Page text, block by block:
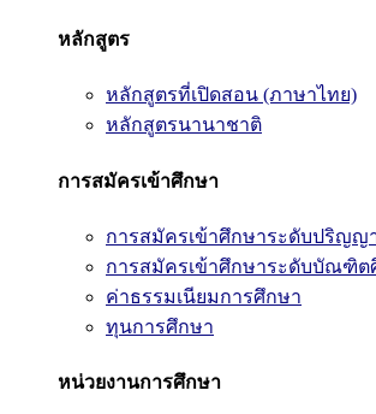
หลักสูตร
หลักสูตรที่เปิดสอน (ภาษาไทย)
หลักสูตรนานาชาติ
การสมัครเข้าศึกษา
การสมัครเข้าศึกษาระดับปริญ
การสมัครเข้าศึกษาระดับบัณฑิต
ค่าธรรมเนียมการศึกษา
ทุนการศึกษา
หน่วยงานการศึกษา